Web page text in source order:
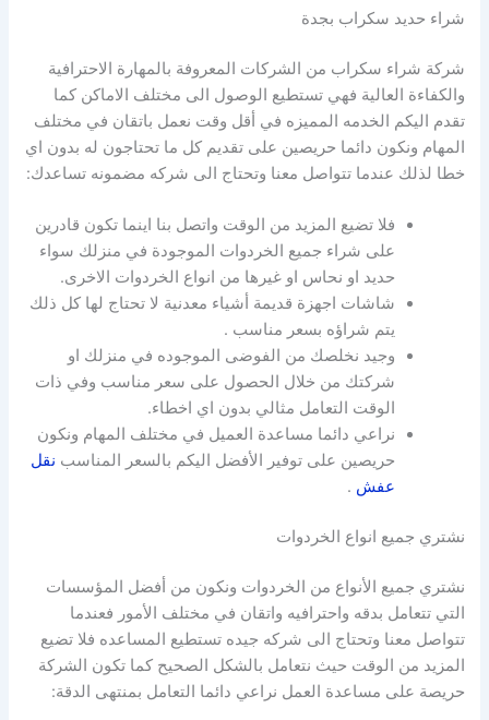
شراء حديد سكراب بجدة
شركة شراء سكراب من الشركات المعروفة بالمهارة الاحترافية
والكفاءة العالية فهي تستطيع الوصول الى مختلف الاماكن كما
تقدم اليكم الخدمه المميزه في أقل وقت نعمل باتقان في مختلف
المهام ونكون دائما حريصين على تقديم كل ما تحتاجون له بدون اي
خطا لذلك عندما تتواصل معنا وتحتاج الى شركه مضمونه تساعدك:
فلا تضيع المزيد من الوقت واتصل بنا اينما تكون قادرين
على شراء جميع الخردوات الموجودة في منزلك سواء
حديد او نحاس او غيرها من انواع الخردوات الاخرى.
شاشات اجهزة قديمة أشياء معدنية لا تحتاج لها كل ذلك
يتم شراؤه بسعر مناسب .
وجيد نخلصك من الفوضى الموجوده في منزلك او
شركتك من خلال الحصول على سعر مناسب وفي ذات
الوقت التعامل مثالي بدون اي اخطاء.
نراعي دائما مساعدة العميل في مختلف المهام ونكون
حريصين على توفير الأفضل اليكم بالسعر المناسب نقل
عفش .
نشتري جميع انواع الخردوات
نشتري جميع الأنواع من الخردوات ونكون من أفضل المؤسسات
التي تتعامل بدقه واحترافيه واتقان في مختلف الأمور فعندما
تتواصل معنا وتحتاج الى شركه جيده تستطيع المساعده فلا تضيع
المزيد من الوقت حيث نتعامل بالشكل الصحيح كما تكون الشركة
حريصة على مساعدة العمل نراعي دائما التعامل بمنتهى الدقة: